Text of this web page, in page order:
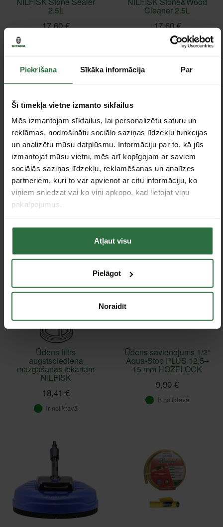
Piekrišana Sīkāka informācija Par
Šī tīmekļa vietne izmanto sīkfailus
Mēs izmantojam sīkfailus, lai personalizētu saturu un
reklāmas, nodrošinātu sociālo saziņas līdzekļu funkcijas
un analizētu mūsu datplūsmu. Informāciju par to, kā jūs
izmantojat mūsu vietni, mēs arī kopīgojam ar saviem
sociālās saziņas līdzekļu, reklamēšanas un analīzes
partneriem, kuri to var apvienot ar citu informāciju, ko
viņiem sniedzat vai ko viņi apkopo, kad lietojat viņu
pakalpojumus.
Atļaut visu
Pielāgot
Noraidīt
2.5L
17,60 €
Cleaner 2.5L
17,60 €
Ir noliktavā
Ēku fasāžu tīrīšanas
līdzeklis NILFISK
Hause&Facade Cleaner
2.5L
14,49 €
Bruģakmens un betona
tīrīšanas līdzeklis
NILFISK Active Stone
Cleaner 2.5L
Ūdens filtrs
augstspiediena
mazgāšanas iekārtām
NILFISK
18,41 €
Ir noliktavā
Ūdens savienojums 1/2“
Aqua-Stop PLUS 12,5–
15 mm HOZELOCK
9,90 €
Ir noliktavā